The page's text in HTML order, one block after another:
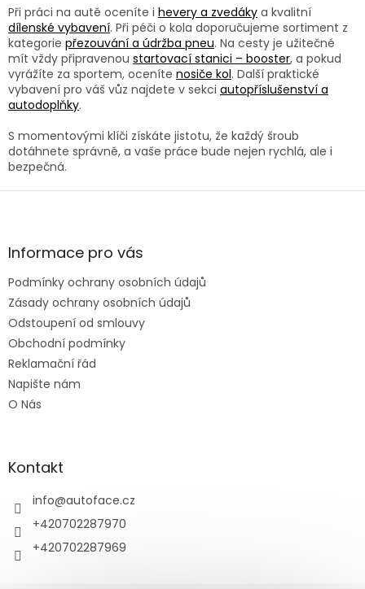
i
s
u
Při práci na autě oceníte i hevery a zvedáky a kvalitní
dílenské vybavení. Při péči o kola doporučujeme sortiment z
kategorie přezouvání a údržba pneu. Na cesty je užitečné
mít vždy připravenou startovací stanici – booster, a pokud
vyrážíte za sportem, oceníte nosiče kol. Další praktické
vybavení pro váš vůz najdete v sekci autopříslušenství a
autodoplňky.
S momentovými klíči získáte jistotu, že každý šroub
dotáhnete správně, a vaše práce bude nejen rychlá, ale i
bezpečná.
Z
aInformace pro vás
Podmínky ochrany osobních údajů
Zásady ochrany osobních údajů
Odstoupení od smlouvy
Obchodní podmínky
Reklamační řád
Napište nám
O Nás
Kontakt
info@autoface.cz
+420702287970
+420702287969